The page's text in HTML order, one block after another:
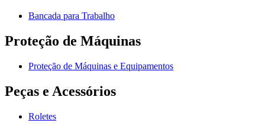
Bancada para Trabalho
Proteção de Máquinas
Proteção de Máquinas e Equipamentos
Peças e Acessórios
Roletes